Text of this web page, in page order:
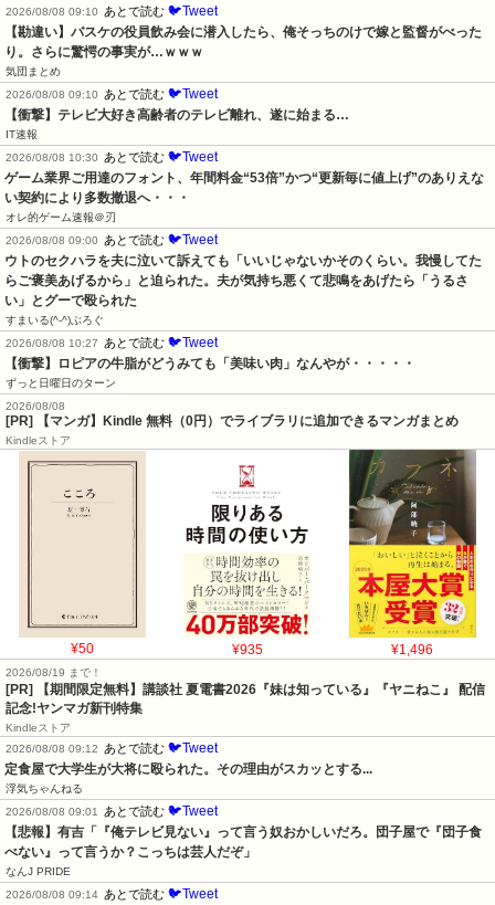
2026/08/08 09:10 あとで読む 🐦Tweet
【勘違い】バスケの役員飲み会に潜入したら、俺そっちのけで嫁と監督がべった
り。さらに驚愕の事実が…ｗｗｗ
気団まとめ
2026/08/08 09:10
あとで読む 🐦Tweet
【衝撃】テレビ大好き高齢者のテレビ離れ、遂に始まる…
IT速報
2026/08/08 10:30
あとで読む 🐦Tweet
ゲーム業界ご用達のフォント、年間料金“53倍”かつ“更新毎に値上げ”のありえな
い契約により多数撤退へ・・・
オレ的ゲーム速報＠刃
2026/08/08 09:00
あとで読む 🐦Tweet
ウトのセクハラを夫に泣いて訴えても「いいじゃないかそのくらい。我慢してた
らご褒美あげるから」と迫られた。夫が気持ち悪くて悲鳴をあげたら「うるさ
い」とグーで殴られた
すまいる(^-^)ぶろぐ
2026/08/08 10:27
あとで読む 🐦Tweet
【衝撃】ロピアの牛脂がどうみても「美味い肉」なんやが・・・・・
ずっと日曜日のターン
2026/08/08
[PR] 【マンガ】Kindle 無料（0円）でライブラリに追加できるマンガまとめ
Kindleストア
¥50 ¥935 ¥1,496
2026/08/19 まで！
[PR] 【期間限定無料】講談社 夏電書2026『妹は知っている』『ヤニねこ』 配信
記念!ヤンマガ新刊特集
Kindleストア
2026/08/08 09:12
あとで読む 🐦Tweet
定食屋で大学生が大将に殴られた。その理由がスカッとする...
浮気ちゃんねる
2026/08/08 09:01
あとで読む 🐦Tweet
【悲報】有吉「『俺テレビ見ない』って言う奴おかしいだろ。団子屋で『団子食
べない』って言うか？こっちは芸人だぞ」
なんJ PRIDE
2026/08/08 09:14 あとで読む 🐦Tweet